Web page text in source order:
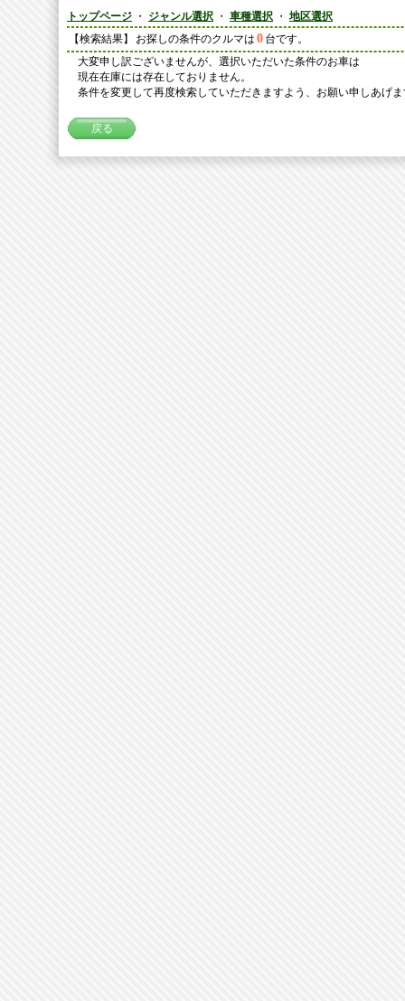
トップページ ・ ジャンル選択 ・ 車種選択 ・ 地区選択
【検索結果】
お探しの条件のクルマは 0 台です。
大変申し訳ございませんが、選択いただいた条件のお車は
現在在庫には存在しておりません。
条件を変更して再度検索していただきますよう、お願い申しあげ
戻る